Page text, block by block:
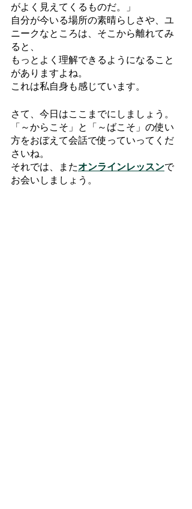
がよく見えてくるものだ。」
自分が今いる場所の素晴らしさや、ユ
ニークなところは、そこから離れてみ
ると、
もっとよく理解できるようになること
がありますよね。
これは私自身も感じています。
さて、今日はここまでにしましょう。
「～からこそ」と「～ばこそ」の使い
方をおぼえて会話で使っていってくだ
さいね。
それでは、またオンラインレッスンで
お会いしましょう。